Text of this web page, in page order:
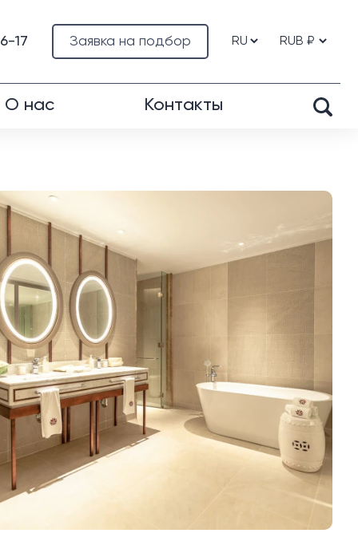
Заявка на подбор
17
О нас Контакты